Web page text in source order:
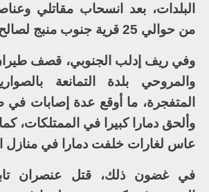
البلدات، بعد انسحاب مقاتلي
من حوالي 25 قرية جنوب منبج لصالح قوات النظام.
وفي ريف إدلب الجنوبي، قصف
والمروحي بلدة التمانعة
المتفجرة، ما أوقع عدة إصابات في
وألحق دمارا كبيرا في الممتلكات،
عاس لغارات خلفت دمارا في منازل
في غضون ذلك، قتل عنصران